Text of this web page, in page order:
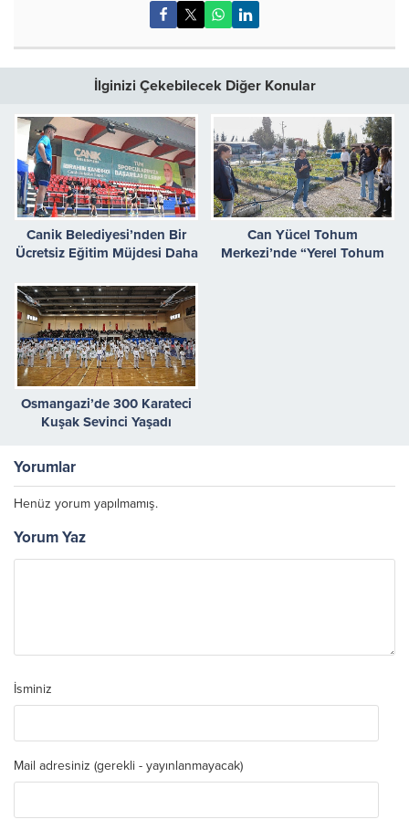
İlginizi Çekebilecek Diğer Konular
Canik Belediyesi’nden Bir
Ücretsiz Eğitim Müjdesi Daha
Can Yücel Tohum
Merkezi’nde “Yerel Tohum
Osmangazi’de 300 Karateci
Kuşak Sevinci Yaşadı
Yorumlar
Henüz yorum yapılmamış.
Yorum Yaz
İsminiz
Mail adresiniz (gerekli - yayınlanmayacak)